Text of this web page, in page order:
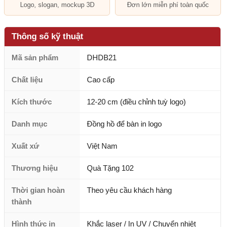
Logo, slogan, mockup 3D Đơn lớn miễn phí toàn quốc
Thông số kỹ thuật
Mã sản phẩm DHDB21
Chất liệu Cao cấp
Kích thước 12-20 cm (điều chỉnh tuỳ logo)
Danh mục Đồng hồ để bàn in logo
Xuất xứ Việt Nam
Thương hiệu Quà Tặng 102
Thời gian hoàn
thành
Theo yêu cầu khách hàng
Hình thức in Khắc laser / In UV / Chuyển nhiệt